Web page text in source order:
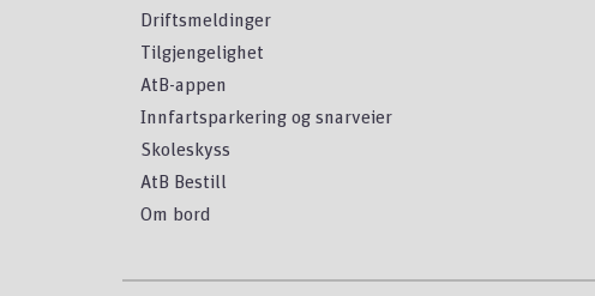
Driftsmeldinger
Tilgjengelighet
AtB-appen
Innfartsparkering og snarveier
Skoleskyss
AtB Bestill
Om bord